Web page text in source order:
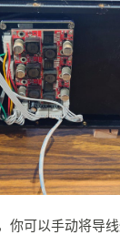
你可以手动将导